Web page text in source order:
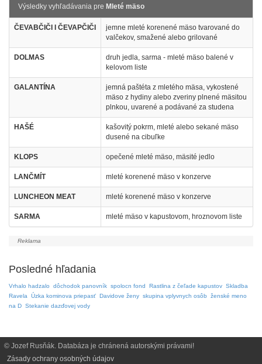
Výsledky vyhľadávania pre Mleté mäso
ČEVABČIČI I ČEVAPČIČI
jemne mleté korenené mäso tvarované do
valčekov, smažené alebo grilované
DOLMAS
druh jedla, sarma - mleté mäso balené v
kelovom liste
GALANTÍNA
jemná paštéta z mletého mäsa, vykostené
mäso z hydiny alebo zveriny plnené mäsitou
plnkou, uvarené a podávané za studena
HAŠÉ
kašovitý pokrm, mleté alebo sekané mäso
dusené na cibuľke
KLOPS opečené mleté mäso, mäsité jedlo
LANČMÍT mleté korenené mäso v konzerve
LUNCHEON MEAT mleté korenené mäso v konzerve
SARMA mleté mäso v kapustovom, hroznovom liste
Posledné hľadania
Vrhalo hadzalo dôchodok panovník spolocn fond Rastlina z čeľade kapustov Skladba
Ravela
Úzka kominova priepasť Davidove ženy skupina vplyvnych osôb
ženské meno
na D Stekanie dazďovej vody
© Jozef Rusňák. Databáza je chránená autorskými právami!
Zásady ochrany osobných údajov